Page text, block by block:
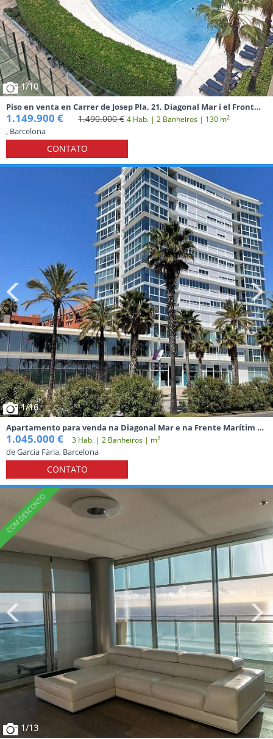
1/10
Piso en venta en Carrer de Josep Pla, 21, Diagonal Mar i el Front
Marítim del Poblenou
1.149.900 € 1.490.000 € 4 Hab. | 2 Banheiros | 130 m2
, Barcelona
CONTATO
1/16
Apartamento para venda na Diagonal Mar e na Frente Marítim de
Poblenou.
1.045.000 € 3 Hab. | 2 Banheiros | m2
de Garcia Fària, Barcelona
CONTATO
1/13